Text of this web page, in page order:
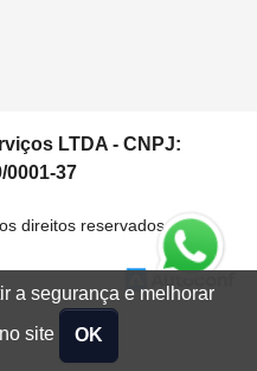
a segurança e melhorar
site OK
LTDA - CNPJ:
0001-37
direitos reservados.